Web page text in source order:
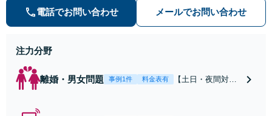
の種類を問わず相談可。可能な限り
早期対応で駆けつけサポート【労
電話でお問い合わせ メールでお問い合わせ
注力分野
離婚・男女問題 事例1件 料金表有
【土日・夜間対応